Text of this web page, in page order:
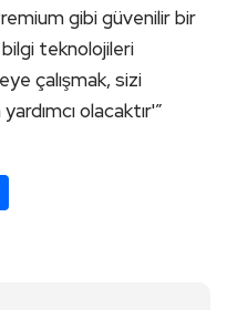
gibi güvenilir bir
teknolojileri
çalışmak, sizi
olacaktır'”